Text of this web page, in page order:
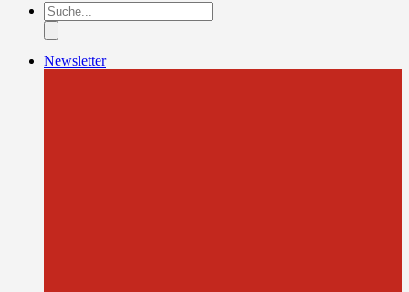
Products
search
Newsletter